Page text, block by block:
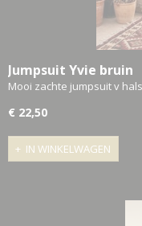
Jumpsuit Yvie bruin
Mooi zachte jumpsuit v
€ 22,50
IN WINKELWAGEN